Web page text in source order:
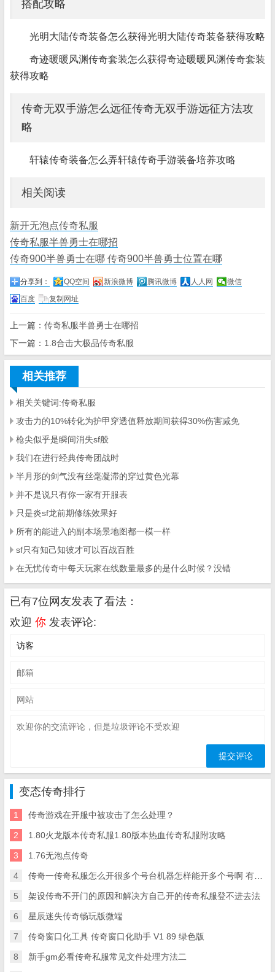
搭配攻略
光明大陆传奇装备怎么获得光明大陆传奇装备获得攻略
奇迹暖暖风渊传奇套装怎么获得奇迹暖暖风渊传奇套装
获得攻略
传奇无双手游怎么远征传奇无双手游远征方法攻
略
轩辕传奇装备怎么弄轩辕传奇手游装备培养攻略
相关阅读
新开无泡点传奇私服
传奇私服半兽勇士在哪招
传奇900半兽勇士在哪 传奇900半兽勇士位置在哪
分享到： QQ空间 新浪微博 腾讯微博 人人网
微信
百度
复制网址
上一篇： 传奇私服半兽勇士在哪招
下一篇： 1.8合击大极品传奇私服
相关推荐
相关关键词:传奇私服
攻击力的10%转化为护甲穿透值释放期间获得30%伤害减免
枪尖似乎是瞬间消失sf般
我们在进行经典传奇团战时
半月形的剑气没有丝毫凝滞的穿过黄色光幕
并不是说只有你一家有开服表
只是炎sf龙前期修练效果好
所有的能进入的副本场景地图都一模一样
sf只有知己知彼才可以百战百胜
在无忧传奇中每天玩家在线数量最多的是什么时候？没错
已有7位网友发表了看法：
欢迎 你 发表评论:
变态传奇排行
1 传奇游戏在开服中被攻击了怎么处理？
2 1.80火龙版本传奇私服1.80版本热血传奇私服附攻略
3 1.76无泡点传奇
4 传奇一传奇私服怎么开很多个号台机器怎样能开多个号啊 有办法多开吗
5 架设传奇不开门的原因和解决方自己开的传奇私服登不进去法
6 星辰迷失传奇畅玩版微端
7 传奇窗口化工具 传奇窗口化助手 V1 89 绿色版
8 新手gm必看传奇私服常见文件处理方法二